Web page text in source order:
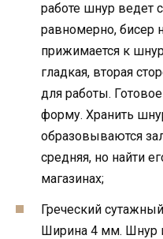
работе шнур ведет
равномерно, бисер
прижимается к
гладкая, вторая
для работы.
форму. Хранить
образовываются
средняя, но найти
магазинах;
Греческий
Ширина 4 мм. Шнур